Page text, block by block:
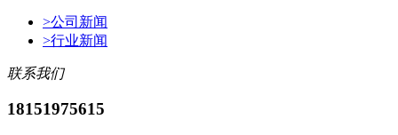
>公司新闻
>行业新闻
联系我们
18151975615